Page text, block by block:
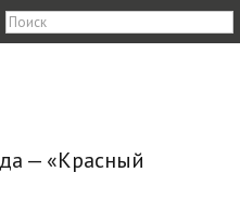
— «Красный